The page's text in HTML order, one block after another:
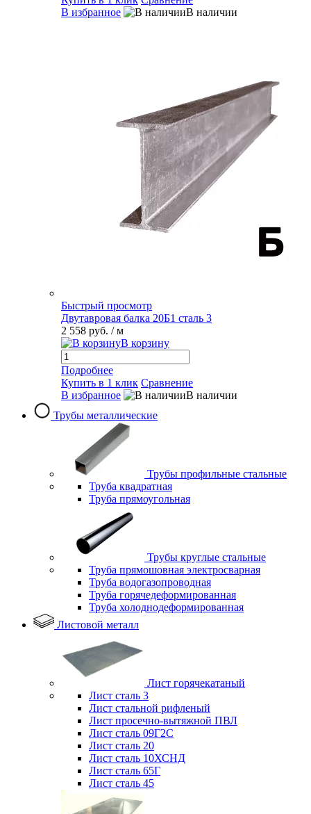
В избранное
В наличии
Быстрый просмотр
Двутавровая балка 20Б1 сталь 3
2 558 руб. / м
В корзину
Подробнее
Купить в 1 клик Сравнение
В избранное
В наличии
Трубы металлические
Трубы профильные стальные
Труба квадратная
Труба прямоугольная
Трубы круглые стальные
Труба прямошовная электросварная
Труба водогазопроводная
Труба горячедеформированная
Труба холоднодеформированная
Листовой металл
Лист горячекатаный
Лист сталь 3
Лист стальной рифленый
Лист просечно-вытяжной ПВЛ
Лист сталь 09Г2С
Лист сталь 20
Лист сталь 10ХСНД
Лист сталь 65Г
Лист сталь 45